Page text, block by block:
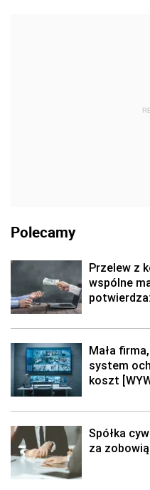
Polecamy
Przelew z
wspólne
Mała
system
koszt
Spółka
za